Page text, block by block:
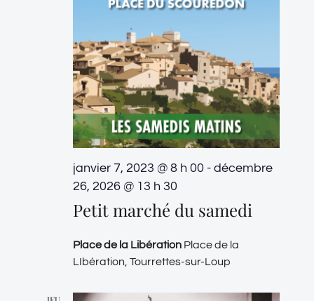
janvier 7, 2023 @ 8 h 00 - décembre
26, 2026 @ 13 h 30
Petit marché du samedi
Place de la Libération Place de la
LIbération, Tourrettes-sur-Loup